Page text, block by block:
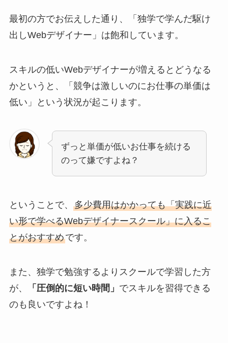
最初の方でお伝えした通り、「独学で学んだ駆け
出しWebデザイナー」は飽和しています。
スキルの低いWebデザイナーが増えるとどうなる
かというと、「競争は激しいのにお仕事の単価は
低い」という状況が起こります。
ずっと単価が低いお仕事を続ける
のって嫌ですよね？
ということで、 多少費用はかかっても「実践に近
い形で学べるWebデザイナースクール」に入るこ
とがおすすめです。
また、独学で勉強するよりスクールで学習した方
が、
「圧倒的に短い時間」 でスキルを習得できる
のも良いですよね！